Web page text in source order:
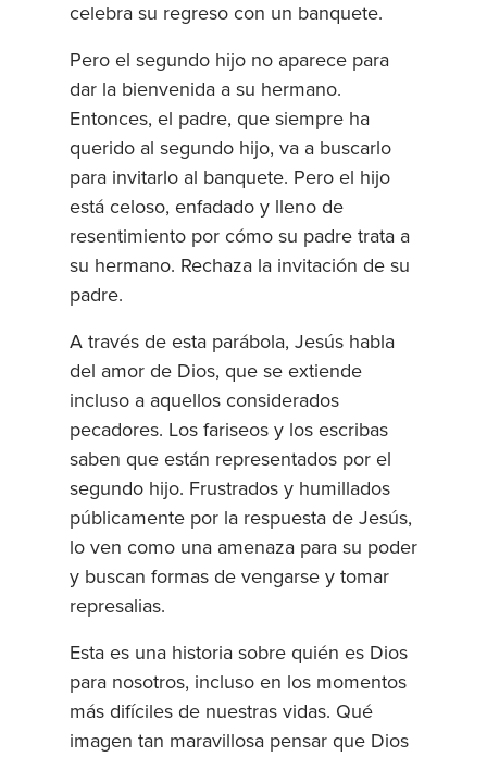
celebra su regreso con un banquete.
Pero el segundo hijo no aparece para
dar la bienvenida a su hermano.
Entonces, el padre, que siempre ha
querido al segundo hijo, va a buscarlo
para invitarlo al banquete. Pero el hijo
está celoso, enfadado y lleno de
resentimiento por cómo su padre trata a
su hermano. Rechaza la invitación de su
padre.
A través de esta parábola, Jesús habla
del amor de Dios, que se extiende
incluso a aquellos considerados
pecadores. Los fariseos y los escribas
saben que están representados por el
segundo hijo. Frustrados y humillados
públicamente por la respuesta de Jesús,
lo ven como una amenaza para su poder
y buscan formas de vengarse y tomar
represalias.
Esta es una historia sobre quién es Dios
para nosotros, incluso en los momentos
más difíciles de nuestras vidas. Qué
imagen tan maravillosa pensar que Dios